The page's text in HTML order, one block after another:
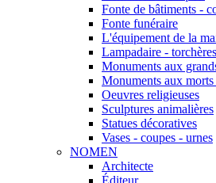
Fonte de bâtiments -
Fonte funéraire
L'équipement de la
Lampadaire -
Monuments aux
Monuments aux
Oeuvres religieuses
Sculptures animalières
Statues décoratives
Vases - coupes - urnes
NOMEN
Architecte
Éditeur